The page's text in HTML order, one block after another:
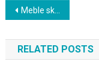
Nawigacja
wpisu
Meble sklep internetowy: Wygodne i funkcjonalne zakupy dla Twojego domu
RELATED POSTS